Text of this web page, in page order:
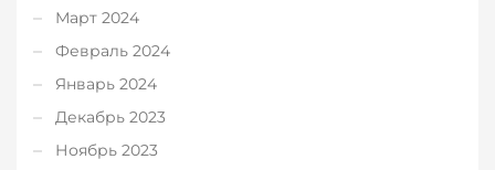
Март 2024
Февраль 2024
Январь 2024
Декабрь 2023
Ноябрь 2023